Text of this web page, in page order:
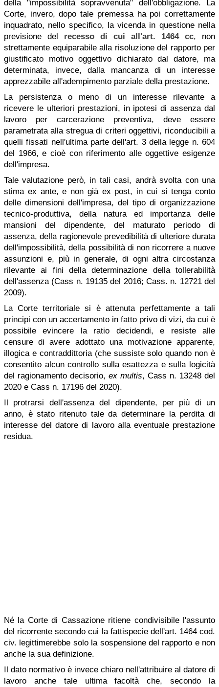
della "impossibilità sopravvenuta" dell'obbligazione. La
Corte, invero, dopo tale premessa ha poi correttamente
inquadrato, nello specifico, la vicenda in questione nella
previsione del recesso di cui all'art. 1464 cc, non
strettamente equiparabile alla risoluzione del rapporto per
giustificato motivo oggettivo dichiarato dal datore, ma
determinata, invece, dalla mancanza di un interesse
apprezzabile all'adempimento parziale della prestazione.
La persistenza o meno di un interesse rilevante a
ricevere le ulteriori prestazioni, in ipotesi di assenza dal
lavoro per carcerazione preventiva, deve essere
parametrata alla stregua di criteri oggettivi, riconducibili a
quelli fissati nell'ultima parte dell'art. 3 della legge n. 604
del 1966, e cioè con riferimento alle oggettive esigenze
dell'impresa.
Tale valutazione però, in tali casi, andrà svolta con una
stima ex ante, e non già ex post, in cui si tenga conto
delle dimensioni dell'impresa, del tipo di organizzazione
tecnico-produttiva, della natura ed importanza delle
mansioni del dipendente, del maturato periodo di
assenza, della ragionevole prevedibilità di ulteriore durata
dell'impossibilità, della possibilità di non ricorrere a nuove
assunzioni e, più in generale, di ogni altra circostanza
rilevante ai fini della determinazione della tollerabilità
dell'assenza (Cass n. 19135 del 2016; Cass. n. 12721 del
2009).
La Corte territoriale si è attenuta perfettamente a tali
principi con un accertamento in fatto privo di vizi, da cui è
possibile evincere la ratio decidendi, e resiste alle
censure di avere adottato una motivazione apparente,
illogica e contraddittoria (che sussiste solo quando non è
consentito alcun controllo sulla esattezza e sulla logicità
del ragionamento decisorio, ex multis, Cass n. 13248 del
2020 e Cass n. 17196 del 2020).
Il protrarsi dell'assenza del dipendente, per più di un
anno, è stato ritenuto tale da determinare la perdita di
interesse del datore di lavoro alla eventuale prestazione
residua.
Né la Corte di Cassazione ritiene condivisibile l'assunto
del ricorrente secondo cui la fattispecie dell'art. 1464 cod.
civ. legittimerebbe solo la sospensione del rapporto e non
anche la sua definizione.
Il dato normativo è invece chiaro nell'attribuire al datore di
lavoro anche tale ultima facoltà che, secondo la